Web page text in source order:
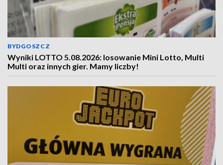
BYDGOSZCZ
Wyniki LOTTO 5.08.2026: losowanie Mini Lotto, Multi
Multi oraz innych gier. Mamy liczby!